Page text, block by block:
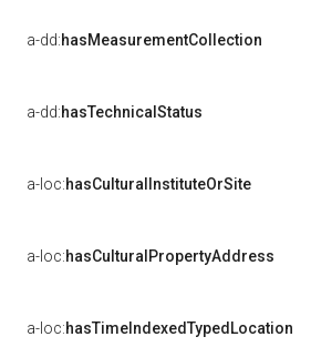
a-dd:hasMeasurementCollection
a-dd:hasTechnicalStatus
a-loc:hasCulturalInstituteOrSite
a-loc:hasCulturalPropertyAddress
a-loc:hasTimeIndexedTypedLocation